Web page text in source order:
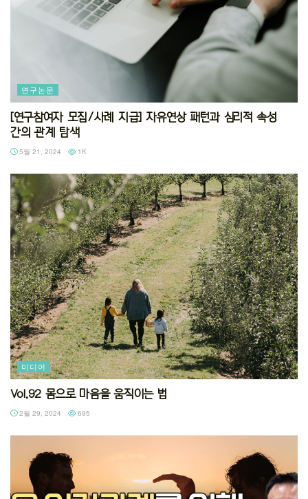
연구논문
[연구참여자 모집/사례 지급] 자유연상 패턴과 심리적 속성
간의 관계 탐색
5월 21, 2024 1K
미디어
Vol.92 몸으로 마음을 움직이는 법
2월 29, 2024 695